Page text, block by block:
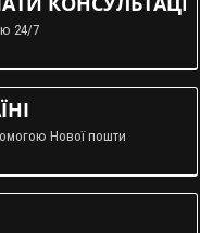
24/7
Нової пошти